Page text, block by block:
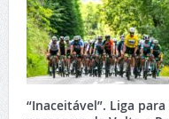
“Inaceitável”. Liga